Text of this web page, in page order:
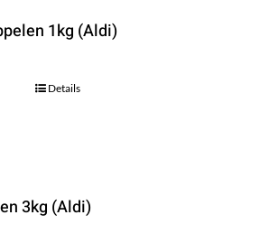
1kg (Aldi)
Details
3kg (Aldi)